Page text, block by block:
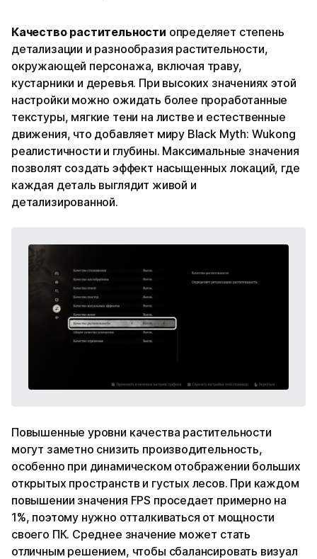
Качество растительности определяет степень
детализации и разнообразия растительности,
окружающей персонажа, включая траву,
кустарники и деревья. При высоких значениях этой
настройки можно ожидать более проработанные
текстуры, мягкие тени на листве и естественные
движения, что добавляет миру Black Myth: Wukong
реалистичности и глубины. Максимальные значения
позволят создать эффект насыщенных локаций, где
каждая деталь выглядит живой и
детализированной.
Повышенные уровни качества растительности
могут заметно снизить производительность,
особенно при динамическом отображении больших
открытых пространств и густых лесов. При каждом
повышении значения FPS проседает примерно на
1%, поэтому нужно отталкиваться от мощности
своего ПК. Среднее значение может стать
отличным решением, чтобы сбалансировать визуал